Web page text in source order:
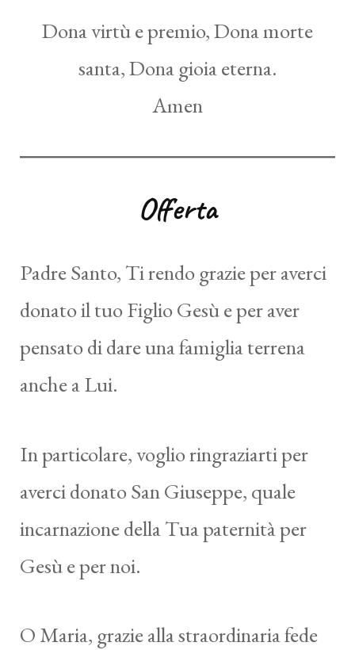
Dona virtù e premio, Dona morte
santa, Dona gioia eterna.
Amen
Offerta
Padre Santo, Ti rendo grazie per averci
donato il tuo Figlio Gesù e per aver
pensato di dare una famiglia terrena
anche a Lui.
In particolare, voglio ringraziarti per
averci donato San Giuseppe, quale
incarnazione della Tua paternità per
Gesù e per noi.
O Maria, grazie alla straordinaria fede